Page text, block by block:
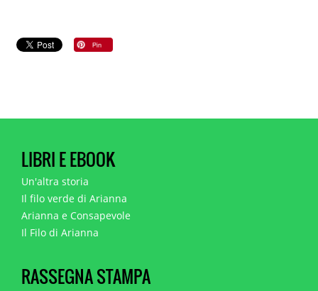
LIBRI E EBOOK
Un'altra storia
Il filo verde di Arianna
Arianna e Consapevole
Il Filo di Arianna
RASSEGNA STAMPA